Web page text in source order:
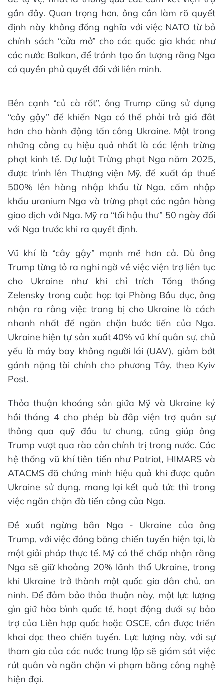
gần đây. Quan trọng hơn, ông cần làm rõ quyết
định này không đồng nghĩa với việc NATO từ bỏ
chính sách “cửa mở” cho các quốc gia khác như
các nước Balkan, để tránh tạo ấn tượng rằng Nga
có quyền phủ quyết đối với liên minh.
Bên cạnh “củ cà rốt”, ông Trump cũng sử dụng
“cây gậy” để khiến Nga có thể phải trả giá đắt
hơn cho hành động tấn công Ukraine. Một trong
những công cụ hiệu quả nhất là các lệnh trừng
phạt kinh tế. Dự luật Trừng phạt Nga năm 2025,
được trình lên Thượng viện Mỹ, đề xuất áp thuế
500% lên hàng nhập khẩu từ Nga, cấm nhập
khẩu uranium Nga và trừng phạt các ngân hàng
giao dịch với Nga. Mỹ ra “tối hậu thư” 50 ngày đối
với Nga trước khi ra quyết định.
Vũ khí là “cây gậy” mạnh mẽ hơn cả. Dù ông
Trump từng tỏ ra nghi ngờ về việc viện trợ liên tục
cho Ukraine như khi chỉ trích Tổng thống
Zelensky trong cuộc họp tại Phòng Bầu dục, ông
nhận ra rằng việc trang bị cho Ukraine là cách
nhanh nhất để ngăn chặn bước tiến của Nga.
Ukraine hiện tự sản xuất 40% vũ khí quân sự, chủ
yếu là máy bay không người lái (UAV), giảm bớt
gánh nặng tài chính cho phương Tây, theo Kyiv
Post.
Thỏa thuận khoáng sản giữa Mỹ và Ukraine ký
hồi tháng 4 cho phép bù đắp viện trợ quân sự
thông qua quỹ đầu tư chung, cũng giúp ông
Trump vượt qua rào cản chính trị trong nước. Các
hệ thống vũ khí tiên tiến như Patriot, HIMARS và
ATACMS đã chứng minh hiệu quả khi được quân
Ukraine sử dụng, mang lại kết quả tức thì trong
việc ngăn chặn đà tiến công của Nga.
Đề xuất ngừng bắn Nga - Ukraine của ông
Trump, với việc đóng băng chiến tuyến hiện tại, là
một giải pháp thực tế. Mỹ có thể chấp nhận rằng
Nga sẽ giữ khoảng 20% lãnh thổ Ukraine, trong
khi Ukraine trở thành một quốc gia dân chủ, an
ninh. Để đảm bảo thỏa thuận này, một lực lượng
gìn giữ hòa bình quốc tế, hoạt động dưới sự bảo
trợ của Liên hợp quốc hoặc OSCE, cần được triển
khai dọc theo chiến tuyến. Lực lượng này, với sự
tham gia của các nước trung lập sẽ giám sát việc
rút quân và ngăn chặn vi phạm bằng công nghệ
hiện đại.